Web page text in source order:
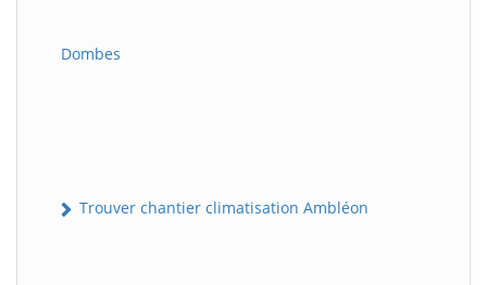
Dombes
Trouver chantier climatisation Ambléon